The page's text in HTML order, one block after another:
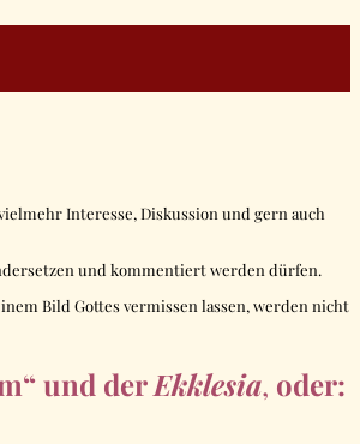
Interesse, Diskussion und gern auch
und kommentiert werden dürfen.
Bild Gottes vermissen lassen, werden nicht
und derEkklesia, oder: